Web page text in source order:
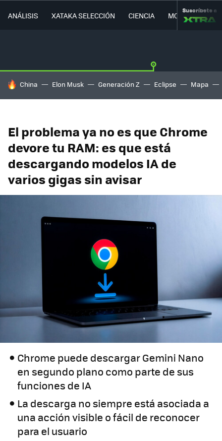
ANÁLISIS XATAKA SELECCIÓN CIENCIA MOVILIDAD
Suscríbete a
HOY SE HABLA DE
China Elon Musk Generación Z Eclipse Mapa
El problema ya no es que Chrome
devore tu RAM: es que está
descargando modelos IA de
varios gigas sin avisar
Chrome puede descargar Gemini Nano
en segundo plano como parte de sus
funciones de IA
La descarga no siempre está asociada a
una acción visible o fácil de reconocer
para el usuario